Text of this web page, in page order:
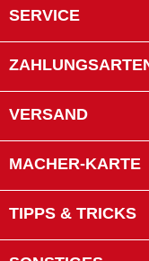
SERVICE
VERSAND
MACHER-KARTE
TIPPS & TRICKS